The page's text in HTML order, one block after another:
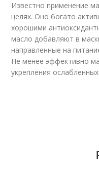
Известно применение
целях. Оно богато
хорошими
масло добавляют в
направленные на
Не менее эффективно
укрепления